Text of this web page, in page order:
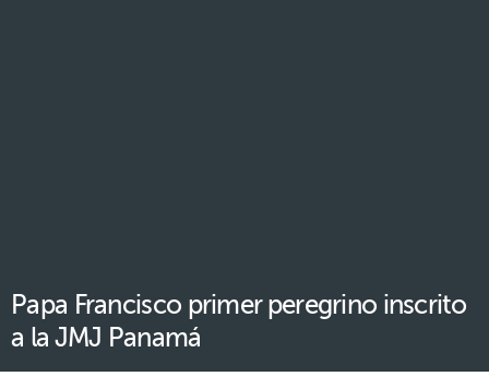
Papa Francisco primer peregrino inscrito
a la JMJ Panamá